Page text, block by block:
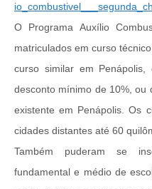
O Programa Auxílio
matriculados em curso
curso similar em
desconto mínimo de 10%, ou
existente em Penápolis. Os
cidades distantes até 60
Também puderam se
fundamental e médio de